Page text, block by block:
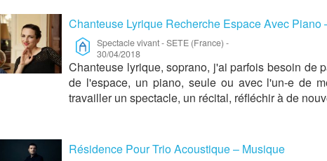
Chanteuse Lyrique Recherche Espace Avec Piano
Spectacle vivant-SETE (France) -
30/04/2018
Chanteuse lyrique, soprano, j'ai parfois besoin de
de l'espace, un piano, seule ou avec l'un-e de
travailler un spectacle, un récital, réfléchir à de
Résidence Pour Trio Acoustique – Musique